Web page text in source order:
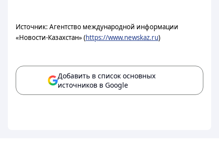
Источник: Агентство международной информации
«Новости-Казахстан» (https://www.newskaz.ru)
Добавить в список основных
источников в Google